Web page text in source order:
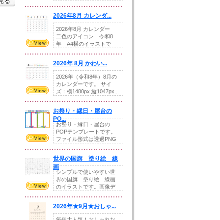
2026年8月 カレンダ...
2026年8月 カレンダー
二色のアイコン 令和8
年 A4横のイラストで
2026年 8月 かわい...
2026年（令和8年）8月の
カレンダーです。 サイ
ズ：横1480px 縦1047px...
お祭り・縁日・屋台の
PO...
お祭り・縁日・屋台の
POPテンプレートです。
ファイル形式は透過PNG
世界の国旗 塗り絵 線
画
シンプルで使いやすい世
界の国旗 塗り絵 線画
のイラストです。画像デ
2026年★9月★おしゃ...